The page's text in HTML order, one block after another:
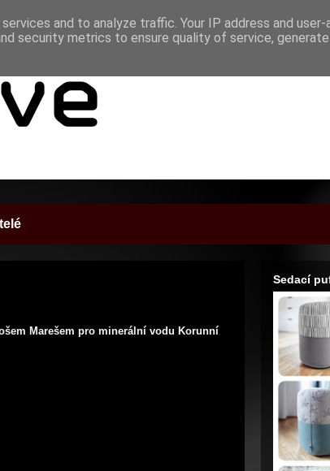
Marešem pro minerální vodu Korunní
Sedací
and to analyze traffic. Your IP address and user-
security metrics to ensure quality of service,